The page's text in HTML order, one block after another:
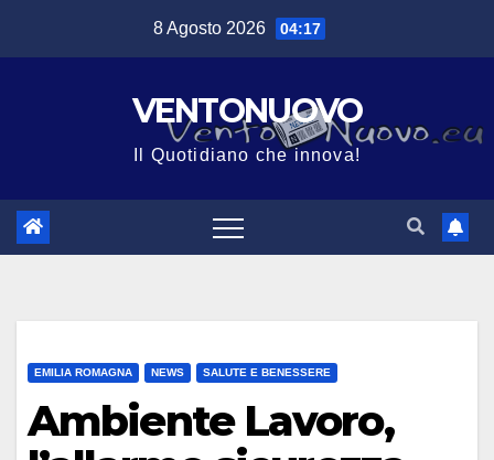
8 Agosto 2026 04:17
VENTONUOVO
Il Quotidiano che innova!
EMILIA ROMAGNA NEWS SALUTE E BENESSERE
Ambiente Lavoro,